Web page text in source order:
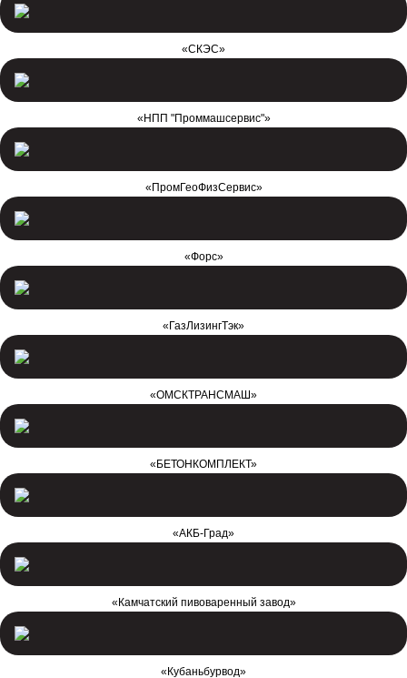
«СКЭС»
«НПП "Проммашсервис"»
«ПромГеоФизСервис»
«Форс»
«ГазЛизингТэк»
«ОМСКТРАНСМАШ»
«БЕТОНКОМПЛЕКТ»
«АКБ-Град»
«Камчатский пивоваренный завод»
«Кубаньбурвод»